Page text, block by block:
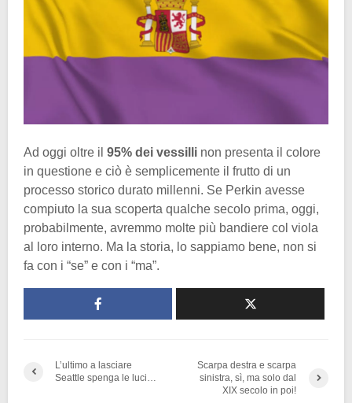
Ad oggi oltre il 95% dei vessilli non presenta il colore
in questione e ciò è semplicemente il frutto di un
processo storico durato millenni. Se Perkin avesse
compiuto la sua scoperta qualche secolo prima, oggi,
probabilmente, avremmo molte più bandiere col viola
al loro interno. Ma la storia, lo sappiamo bene, non si
fa con i “se” e con i “ma”.
L’ultimo a lasciare
Seattle spenga le luci…
Scarpa destra e scarpa
sinistra, sì, ma solo dal
XIX secolo in poi!